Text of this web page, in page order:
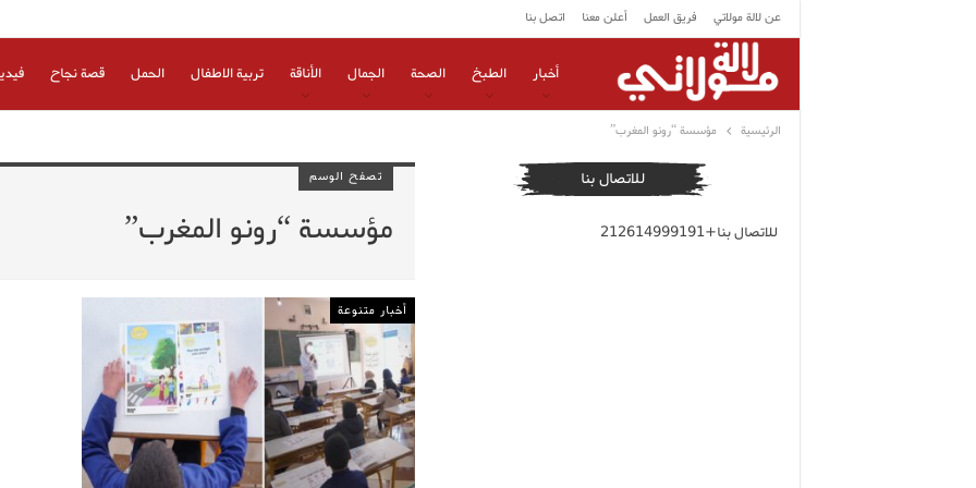
عن لالة مولاتي فريق العمل أعلن معنا اتصل بنا
أخبار الطبخ الصحة الجمال الأناقة تربية الاطفال الحمل قصة نجاح
الرئيسية مؤسسة “رونو المغرب”
تصفح الوسم
مؤسسة “رونو المغرب”
أخبار متنوعة
للاتصال بنا
للاتصال بنا+212614999191